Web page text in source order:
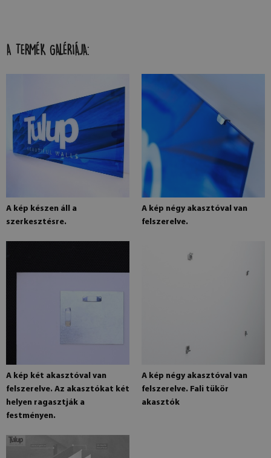
A TERMÉK GALÉRIÁJA:
A kép készen áll a
szerkesztésre.
A kép négy akasztóval van
felszerelve.
A kép két akasztóval van
felszerelve. Az akasztókat két
helyen ragasztják a
festményen.
A kép négy akasztóval van
felszerelve. Fali tükör
akasztók